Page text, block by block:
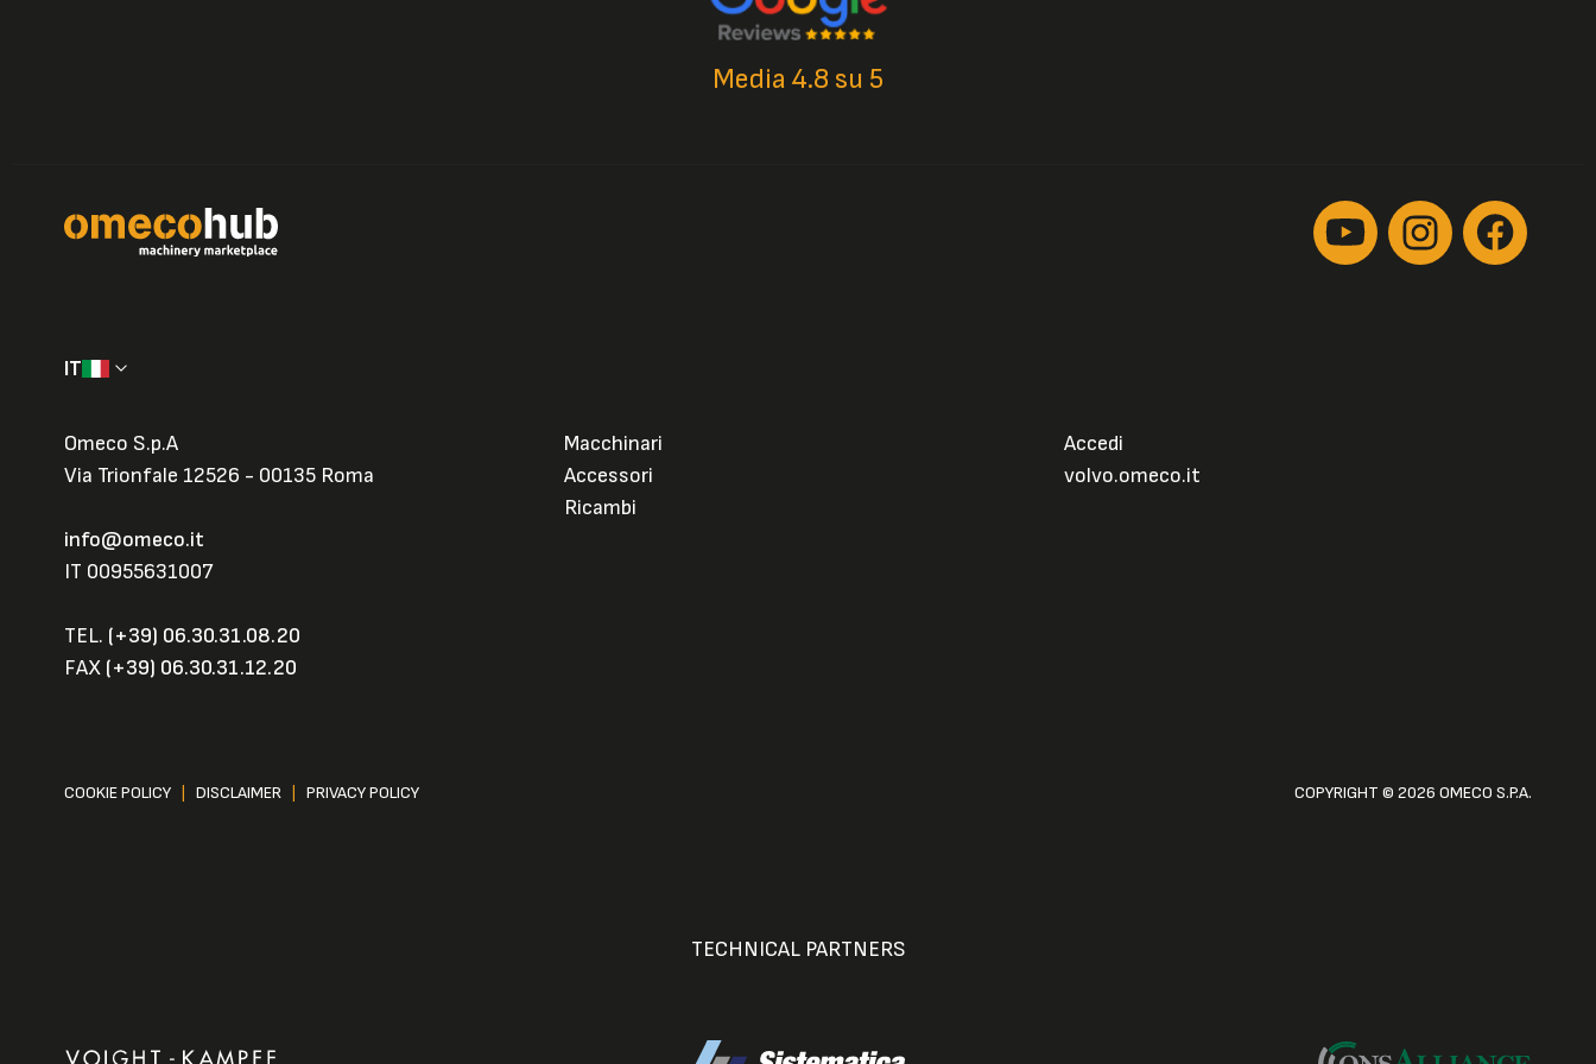
Media 4.8 su 5
IT
Omeco S.p.A
Via Trionfale 12526 - 00135 Roma
info@omeco.it
IT 00955631007
TEL. (+39) 06.30.31.08.20
FAX (+39) 06.30.31.12.20
Macchinari
Accessori
Ricambi
Accedi
volvo.omeco.it
COOKIE POLICY DISCLAIMER PRIVACY POLICY COPYRIGHT © 2026 OMECO S.P.A.
TECHNICAL PARTNERS